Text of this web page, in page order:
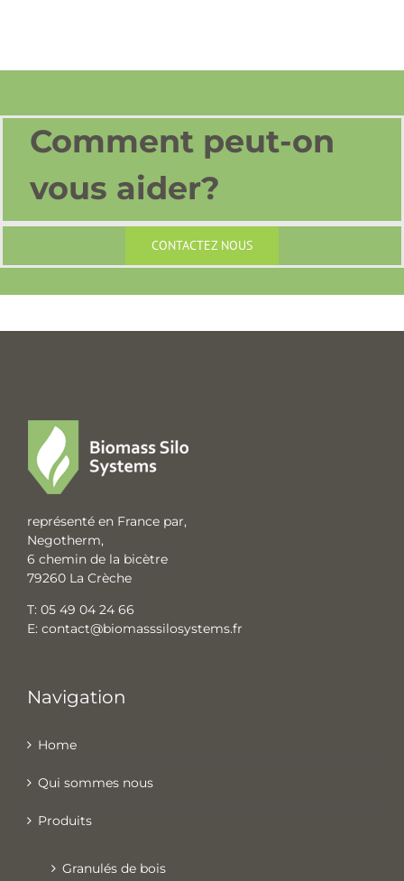
Comment peut-on
vous aider?
CONTACTEZ NOUS
représenté en France par,
Negotherm,
6 chemin de la bicètre
79260 La Crèche
T: 05 49 04 24 66
E: contact@biomasssilosystems.fr
Navigation
Home
Qui sommes nous
Produits
Granulés de bois